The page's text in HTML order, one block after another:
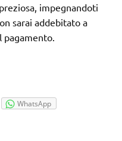
impegnandoti
sarai addebitato a
WhatsApp